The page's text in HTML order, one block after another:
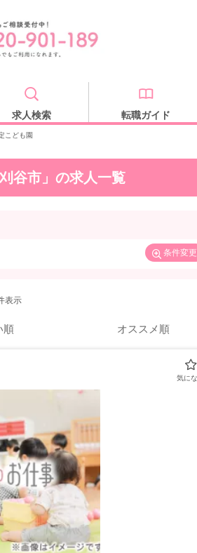
求人検索 転職ガイド
こども園
谷市」の求人一覧
条件変更
表示
順 オススメ順